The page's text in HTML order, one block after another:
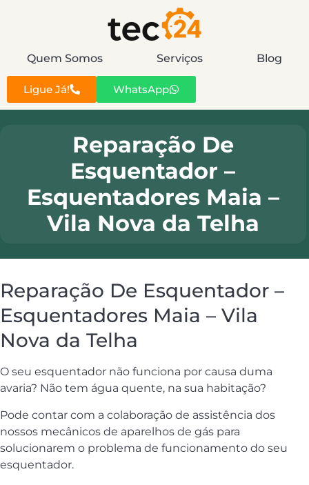
Quem Somos Serviços Blog
Ligue Já! WhatsApp
Reparação De
Esquentador –
Esquentadores Maia –
Vila Nova da Telha
Reparação De Esquentador –
Esquentadores Maia – Vila
Nova da Telha
O seu esquentador não funciona por causa duma
avaria? Não tem água quente, na sua habitação?
Pode contar com a colaboração de assistência dos
nossos mecânicos de aparelhos de gás para
solucionarem o problema de funcionamento do seu
esquentador.